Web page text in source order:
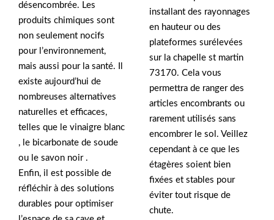
désencombrée. Les
produits chimiques sont
non seulement nocifs
pour l’environnement,
mais aussi pour la santé. Il
existe aujourd’hui de
nombreuses alternatives
naturelles et efficaces,
telles que le vinaigre blanc
, le bicarbonate de soude
ou le savon noir .
Enfin, il est possible de
réfléchir à des solutions
durables pour optimiser
installant des rayonnages
en hauteur ou des
plateformes surélevées
sur la chapelle st martin
73170. Cela vous
permettra de ranger des
articles encombrants ou
rarement utilisés sans
encombrer le sol. Veillez
cependant à ce que les
étagères soient bien
fixées et stables pour
éviter tout risque de
chute.